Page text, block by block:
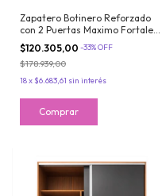
Zapatero Botinero Reforzado
con 2 Puertas Maximo Fortaleza
18 pares Grafito Teca
$120.305,00 -33%OFF
$178.939,00
18x $6.683,61 sin interés